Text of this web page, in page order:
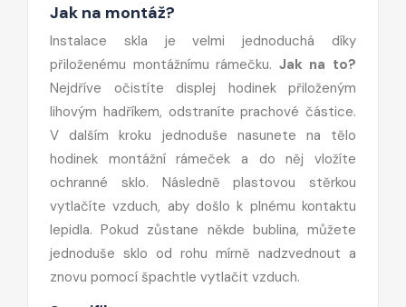
Jak na montáž?
Instalace skla je velmi jednoduchá díky
přiloženému montážnímu rámečku. Jak na to?
Nejdříve očistíte displej hodinek přiloženým
lihovým hadříkem, odstraníte prachové částice.
V dalším kroku jednoduše nasunete na tělo
hodinek montážní rámeček a do něj vložíte
ochranné sklo. Následně plastovou stěrkou
vytlačíte vzduch, aby došlo k plnému kontaktu
lepidla. Pokud zůstane někde bublina, můžete
jednoduše sklo od rohu mírně nadzvednout a
znovu pomocí špachtle vytlačit vzduch.